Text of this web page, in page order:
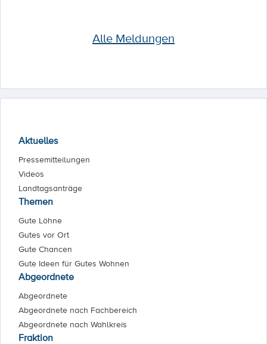
Alle Meldungen
Aktuelles
Pressemitteilungen
Videos
Landtagsanträge
Themen
Gute Löhne
Gutes vor Ort
Gute Chancen
Gute Ideen für Gutes Wohnen
Abgeordnete
Abgeordnete
Abgeordnete nach Fachbereich
Abgeordnete nach Wahlkreis
Fraktion